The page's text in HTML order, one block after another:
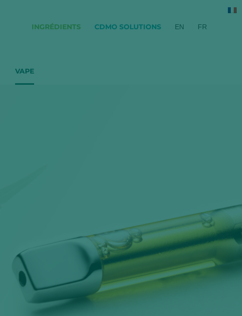
INGRÉDIENTS CDMO SOLUTIONS EN FR
VAPE